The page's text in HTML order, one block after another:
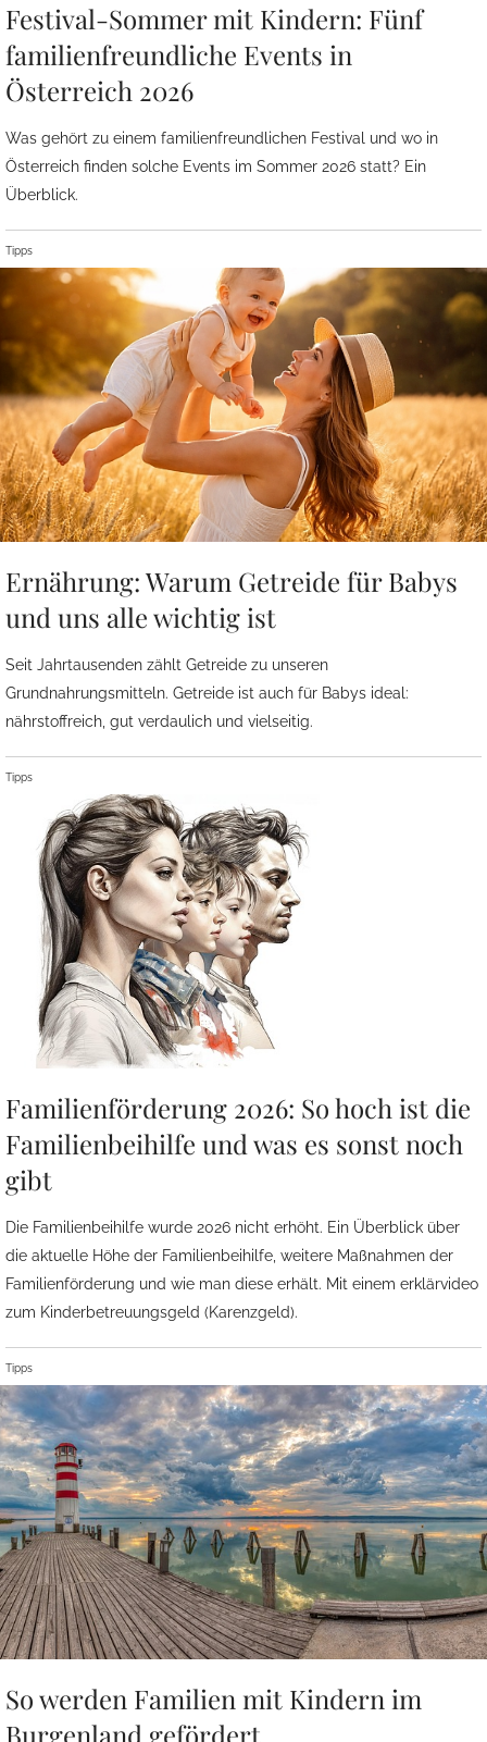
Festival-Sommer mit Kindern: Fünf
familienfreundliche Events in
Österreich 2026
Was gehört zu einem familienfreundlichen Festival und wo in
Österreich finden solche Events im Sommer 2026 statt? Ein
Überblick.
Tipps
Ernährung: Warum Getreide für Babys
und uns alle wichtig ist
Seit Jahrtausenden zählt Getreide zu unseren
Grundnahrungsmitteln. Getreide ist auch für Babys ideal:
nährstoffreich, gut verdaulich und vielseitig.
Tipps
Familienförderung 2026: So hoch ist die
Familienbeihilfe und was es sonst noch
gibt
Die Familienbeihilfe wurde 2026 nicht erhöht. Ein Überblick über
die aktuelle Höhe der Familienbeihilfe, weitere Maßnahmen der
Familienförderung und wie man diese erhält. Mit einem erklärvideo
zum Kinderbetreuungsgeld (Karenzgeld).
Tipps
So werden Familien mit Kindern im
Burgenland gefördert